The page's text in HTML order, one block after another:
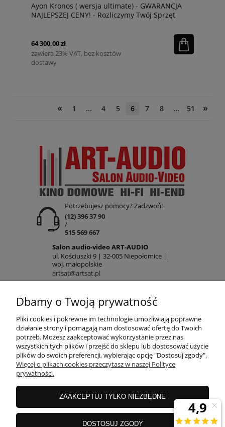
Ayon Kronos ( wersja ultimate) - GWARANCJA
NAJLEPSZEJ CENY! - Rozliczymy Twój Sprzęt
64 300,00 zł
zawiera 23% VAT, bez kosztów
dostawy
« 1 ... 4 5 6 7 8 ... 51 »
Potrzebujesz pomocy? Zadzwoń!
(12) 396 37 90
/
515 569 667
Salon audio-video ART-AUDIO
ul. Kościuszki 9 | 32-005 Niepołomice |
woj. małopolskie
artsat@artsat.pl
NIP: 6782225502 | REGON: 120645712
POMOC
MOJE KONTO
PŁATNOŚCI
INFORMACJE
Dbamy o Twoją prywatność
Pliki cookies i pokrewne im technologie umożliwiają poprawne
działanie strony i pomagają nam dostosować ofertę do Twoich
potrzeb. Możesz zaakceptować wykorzystanie przez nas
wszystkich tych plików i przejść do sklepu lub dostosować użycie
plików do swoich preferencji, wybierając opcję "Dostosuj zgody".
Więcej o plikach cookies przeczytasz w naszej Polityce
prywatności.
ZAAKCEPTUJ TYLKO NIEZBĘDNE
DOSTOSUJ ZGODY